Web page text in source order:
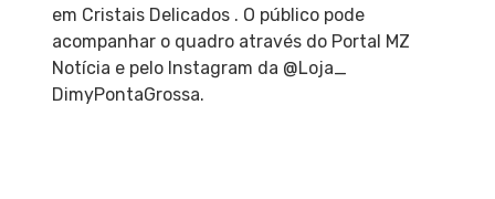
em Cristais Delicados . O público pode
acompanhar o quadro através do Portal MZ
Notícia e pelo Instagram da @Loja_
DimyPontaGrossa.